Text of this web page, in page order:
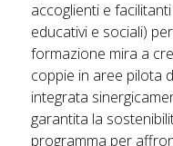
accoglienti e
educativi e sociali)
formazione mira a
coppie in aree pilota
integrata
garantita la
programma per